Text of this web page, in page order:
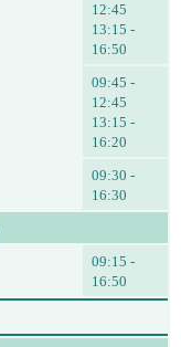
12:45
13:15 -
16:50
09:45 -
12:45
13:15 -
16:20
09:30 -
16:30
09:15 -
16:50